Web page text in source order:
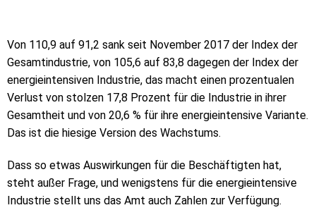
Von 110,9 auf 91,2 sank seit November 2017 der Index der
Gesamtindustrie, von 105,6 auf 83,8 dagegen der Index der
energieintensiven Industrie, das macht einen prozentualen
Verlust von stolzen 17,8 Prozent für die Industrie in ihrer
Gesamtheit und von 20,6 % für ihre energieintensive Variante.
Das ist die hiesige Version des Wachstums.
Dass so etwas Auswirkungen für die Beschäftigten hat,
steht außer Frage, und wenigstens für die energieintensive
Industrie stellt uns das Amt auch Zahlen zur Verfügung.